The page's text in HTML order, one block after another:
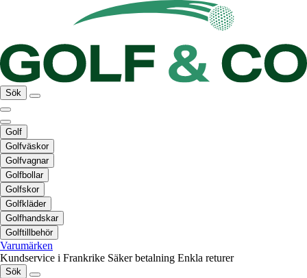
Sök
Golf
Golfväskor
Golfvagnar
Golfbollar
Golfskor
Golfkläder
Golfhandskar
Golftillbehör
Varumärken
Kundservice i Frankrike Säker betalning Enkla returer
Sök